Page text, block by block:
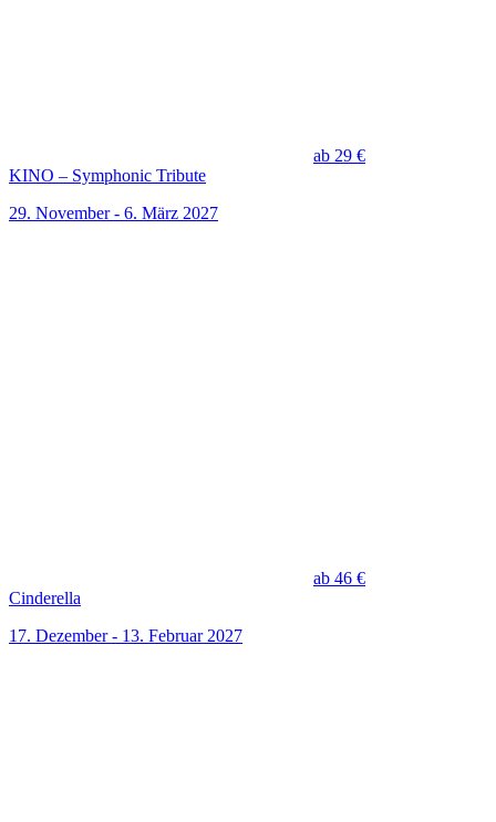
ab 29 €
KINO – Symphonic Tribute
29. November - 6. März 2027
ab 46 €
Cinderella
17. Dezember - 13. Februar 2027